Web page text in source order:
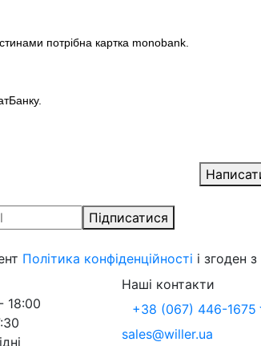
потрібна картка monobank.
Підписатися
Політика конфіденційності і згоден
18:00
Наші контакти
+38 (067) 446-1675
sales@willer.ua